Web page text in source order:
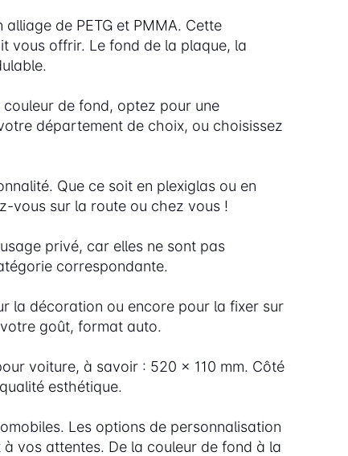
de PETG et PMMA. Cette
vous offrir. Le fond de la plaque, la
de fond, optez pour une
département de choix, ou choisissez
Que ce soit en plexiglas ou en
vous sur la route ou chez vous !
privé, car elles ne sont pas
correspondante.
la décoration ou encore pour la fixer sur
goût, format auto.
voiture, à savoir : 520 x 110 mm. Côté
esthétique.
Les options de personnalisation
vos attentes. De la couleur de fond à la